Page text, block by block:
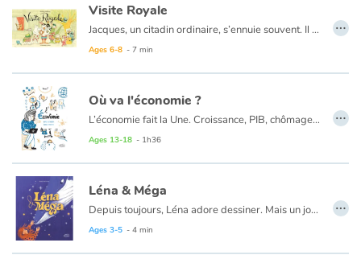
Visite Royale
Jacques, un citadin ordinaire, s’ennuie souvent. Il passe la plupart de ses journées enfermé dans sa maison où il ne fait pas grand-chose, à part dormir sur son canapé. Pourtant, la nuit, Jacques rêve d’aventures trépidantes : son vœu le plus cher serait de devenir un super-héros ! Mais, celui-ci est loin de se douter que, dehors, un événement exceptionnel se prépare et anime toute la ville : une visite royale ! Surtout, gare aux voleurs qui rôdent…
Ages 6-8 - 7 min
…
Où va l'économie ?
L’économie fait la Une. Croissance, PIB, chômage, mondialisation.... Derrière ces mots se trouvent des réalités très concrètes avec des conséquences directes sur nos vies. Comprendre le fonctionnement de l’économie, se poser des questions sur la croissance (est-elle nécessaire ?), la consommation (ai-je besoin de tout acheter ?), le travail (quel métier ferai-je plus tard ?), les impacts
Ages 13-18 - 1h36
…
Léna & Méga
Depuis toujours, Léna adore dessiner. Mais un jour, elle regarde l'un de ses dessins d'un mauvais œil et perd confiance en elle. Comparé à d'autres, elle le trouve bien trop enfantin ! Déçue, elle déchire son dessin et s'en va se coucher.
Ages 3-5 - 4 min
…